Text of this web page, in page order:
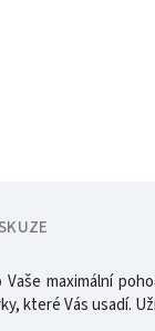
maximální
které Vás usadí.